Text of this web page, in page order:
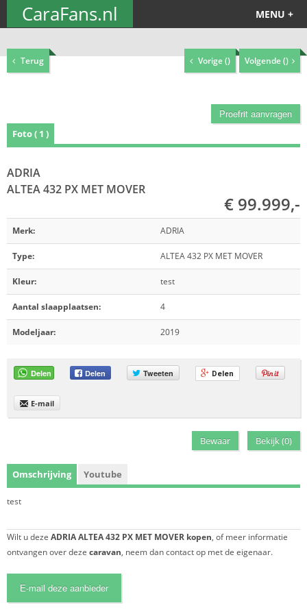
CaraFans.nl MENU +
Terug Vorige () Volgende ()
Proefrit aanvragen
Foto ( 1 )
ADRIA
ALTEA 432 PX MET MOVER
€ 99.999,-
Merk: ADRIA
Type: ALTEA 432 PX MET MOVER
Kleur: test
Aantal slaapplaatsen: 4
Modeljaar: 2019
Delen Delen Tweeten Delen
E-mail
Bewaar Bekijk (0)
Omschrijving Youtube
test
Wilt u deze ADRIA ALTEA 432 PX MET MOVER kopen, of meer informatie
ontvangen over deze caravan, neem dan contact op met de eigenaar.
E-mail deze aanbieder